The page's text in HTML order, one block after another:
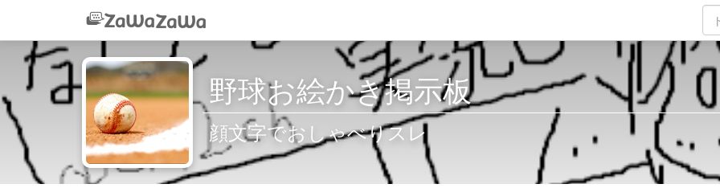
野球お絵かき掲示板
顔文字でおしゃべりスレ